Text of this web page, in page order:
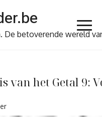
De betoverende wereld
van het Getal